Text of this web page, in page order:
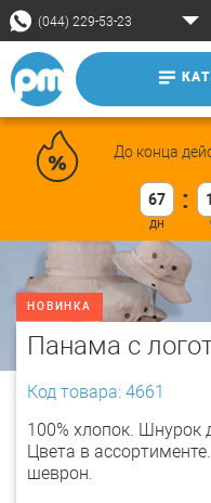
(044) 229-53-23
До конца
67
Панама с
Код товара: 4661
100% хлопок. Шнурок
Цвета в
шеврон.
НОВИНКА